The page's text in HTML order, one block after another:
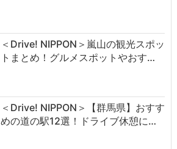
＜Drive! NIPPON＞嵐山の観光スポッ
トまとめ！グルメスポットやおす…
＜Drive! NIPPON＞【群馬県】おすす
めの道の駅12選！ドライブ休憩に…